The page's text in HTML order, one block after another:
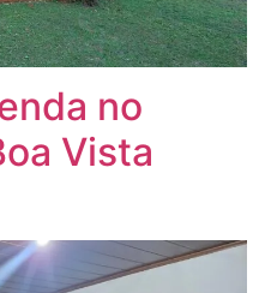
no
Vista